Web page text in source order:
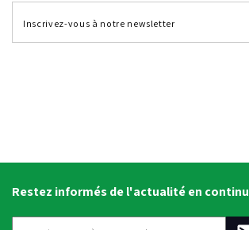
Restez informés de l'actualité en continu